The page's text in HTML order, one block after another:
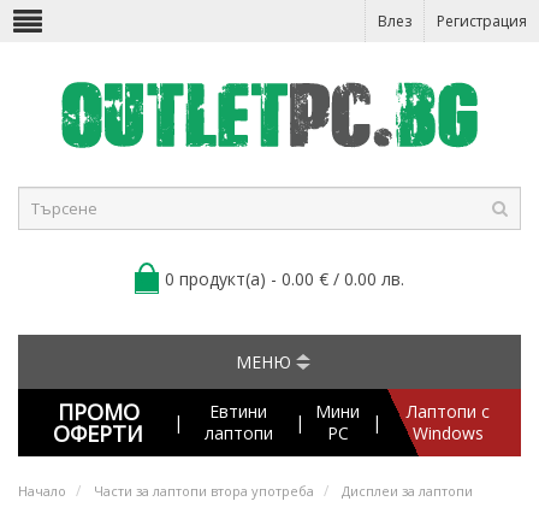
Влез Регистрация
0 продукт(а) - 0.00 € / 0.00 лв.
МЕНЮ
ПРОМО
ОФЕРТИ |
Евтини
лаптопи
|
Мини
PC
|
Лаптопи с
Windows
Начало Части за лаптопи втора употреба Дисплеи за лаптопи